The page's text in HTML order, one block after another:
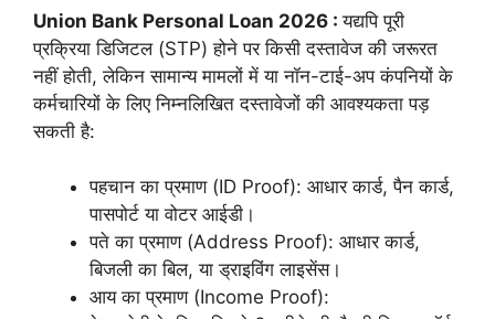
Union Bank Personal Loan 2026 :यद्यपि पूरी
प्रक्रिया डिजिटल (STP) होने पर किसी दस्तावेज की जरूरत
नहीं होती, लेकिन सामान्य मामलों में या नॉन-टाई-अप कंपनियों के
कर्मचारियों के लिए निम्नलिखित दस्तावेजों की आवश्यकता पड़
सकती है:
पहचान का प्रमाण (ID Proof): आधार कार्ड, पैन कार्ड,
पासपोर्ट या वोटर आईडी।
पते का प्रमाण (Address Proof): आधार कार्ड,
बिजली का बिल, या ड्राइविंग लाइसेंस।
आय का प्रमाण (Income Proof):